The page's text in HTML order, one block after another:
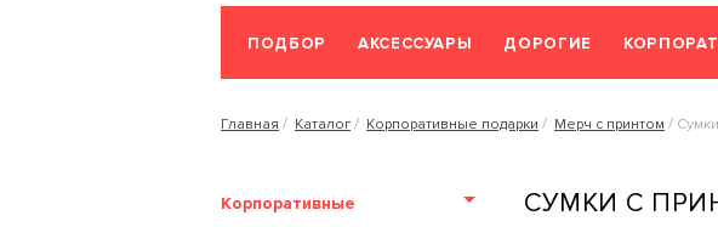
ПОДБОР АКСЕССУАРЫ ДОРОГИЕ
Главная Каталог Корпоративные подарки Мерч с принтом
Корпоративные СУМКИ С